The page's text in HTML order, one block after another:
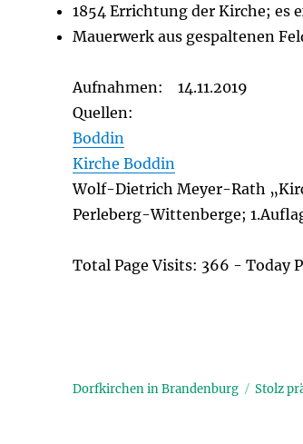
1854 Errichtung der Kirche; es
Mauerwerk aus gespaltenen
Aufnahmen: 14.11.2019
Quellen:
Boddin
Kirche Boddin
Wolf-Dietrich Meyer-Rath
Perleberg-Wittenberge;
Total Page Visits: 366 - Today
Dorfkirchen in Brandenburg Stolz